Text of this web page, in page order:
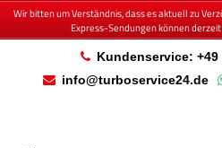
Wir bitten um Verständnis, dass es aktuell zu
Express-Sendungen können
Kundenservice: +49
info@turboservice24.de